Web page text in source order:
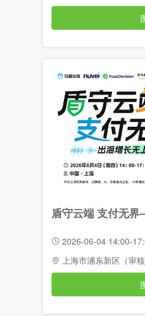
2026-06-04 14:00-
上海市浦东新区（审